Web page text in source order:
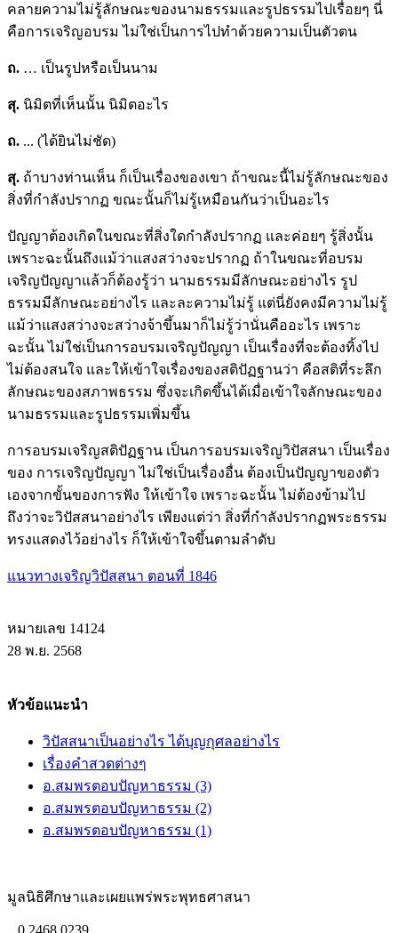
คลายความไม่รู้ลักษณะของนามธรรมและรูปธรรมไปเรื่อยๆ นี่
คือการเจริญอบรม ไม่ใช่เป็นการไปทำด้วยความเป็นตัวตน
ถ. … เป็นรูปหรือเป็นนาม
สุ. นิมิตที่เห็นนั้น นิมิตอะไร
ถ. ... (ได้ยินไม่ชัด)
สุ. ถ้าบางท่านเห็น ก็เป็นเรื่องของเขา ถ้าขณะนี้ไม่รู้ลักษณะของ
สิ่งที่กำลังปรากฏ ขณะนั้นก็ไม่รู้เหมือนกันว่าเป็นอะไร
ปัญญาต้องเกิดในขณะที่สิ่งใดกำลังปรากฏ และค่อยๆ รู้สิ่งนั้น
เพราะฉะนั้นถึงแม้ว่าแสงสว่างจะปรากฏ ถ้าในขณะที่อบรม
เจริญปัญญาแล้วก็ต้องรู้ว่า นามธรรมมีลักษณะอย่างไร รูป
ธรรมมีลักษณะอย่างไร และละความไม่รู้ แต่นี่ยังคงมีความไม่รู้
แม้ว่าแสงสว่างจะสว่างจ้าขึ้นมาก็ไม่รู้ว่านั่นคืออะไร เพราะ
ฉะนั้น ไม่ใช่เป็นการอบรมเจริญปัญญา เป็นเรื่องที่จะต้องทิ้งไป
ไม่ต้องสนใจ และให้เข้าใจเรื่องของสติปัฏฐานว่า คือสติที่ระลึก
ลักษณะของสภาพธรรม ซึ่งจะเกิดขึ้นได้เมื่อเข้าใจลักษณะของ
นามธรรมและรูปธรรมเพิ่มขึ้น
การอบรมเจริญสติปัฏฐาน เป็นการอบรมเจริญวิปัสสนา เป็นเรื่อง
ของ การเจริญปัญญา ไม่ใช่เป็นเรื่องอื่น ต้องเป็นปัญญาของตัว
เองจากขั้นของการฟัง ให้เข้าใจ เพราะฉะนั้น ไม่ต้องข้ามไป
ถึงว่าจะวิปัสสนาอย่างไร เพียงแต่ว่า สิ่งที่กำลังปรากฏพระธรรม
ทรงแสดงไว้อย่างไร ก็ให้เข้าใจขึ้นตามลำดับ
แนวทางเจริญวิปัสสนา ตอนที่ 1846
หมายเลข 14124
28 พ.ย. 2568
หัวข้อแนะนำ
วิปัสสนาเป็นอย่างไร ได้บุญกุศลอย่างไร
เรื่องคำสวดต่างๆ
อ.สมพรตอบปัญหาธรรม (3)
อ.สมพรตอบปัญหาธรรม (2)
อ.สมพรตอบปัญหาธรรม (1)
มูลนิธิศึกษาและเผยแพร่พระพุทธศาสนา
0 2468 0239